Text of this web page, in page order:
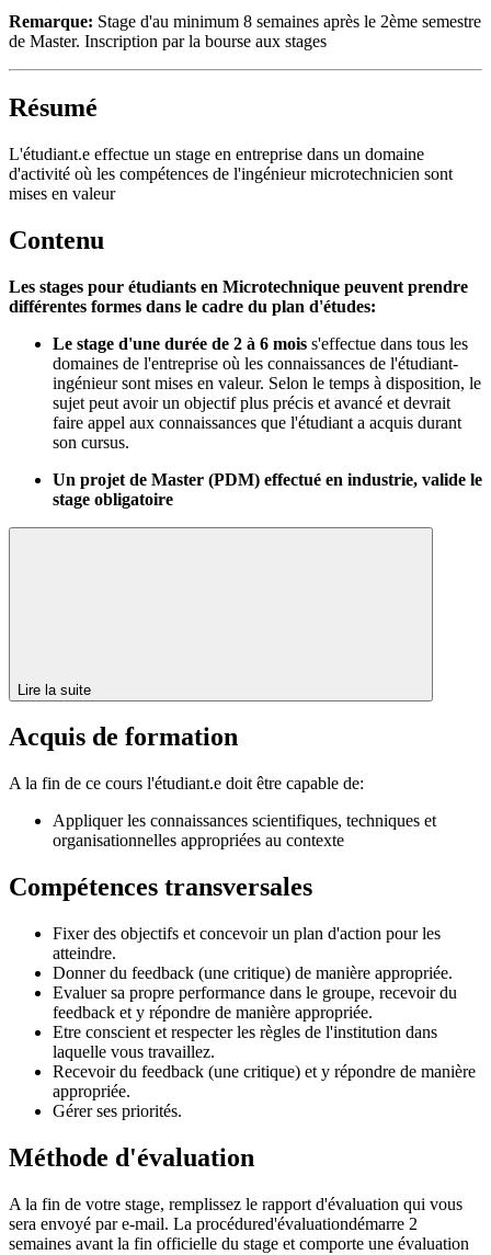
Remarque: Stage d'au minimum 8 semaines après le 2ème semestre
de Master. Inscription par la bourse aux stages
Résumé
L'étudiant.e effectue un stage en entreprise dans un domaine
d'activité où les compétences de l'ingénieur microtechnicien sont
mises en valeur
Contenu
Les stages pour étudiants en Microtechnique peuvent prendre
différentes formes dans le cadre du plan d'études:
Le stage d'une durée de 2 à 6 mois s'effectue dans tous les
domaines de l'entreprise où les connaissances de l'étudiant-
ingénieur sont mises en valeur. Selon le temps à disposition, le
sujet peut avoir un objectif plus précis et avancé et devrait
faire appel aux connaissances que l'étudiant a acquis durant
son cursus.
Un projet de Master (PDM) effectué en industrie, valide le
stage obligatoire
Lire la suite
Acquis de formation
A la fin de ce cours l'étudiant.e doit être capable de:
Appliquer les connaissances scientifiques, techniques et
organisationnelles appropriées au contexte
Compétences transversales
Fixer des objectifs et concevoir un plan d'action pour les
atteindre.
Donner du feedback (une critique) de manière appropriée.
Evaluer sa propre performance dans le groupe, recevoir du
feedback et y répondre de manière appropriée.
Etre conscient et respecter les règles de l'institution dans
laquelle vous travaillez.
Recevoir du feedback (une critique) et y répondre de manière
appropriée.
Gérer ses priorités.
Méthode d'évaluation
A la fin de votre stage, remplissez le rapport d'évaluation qui vous
sera envoyé par e-mail. La procédured'évaluationdémarre 2
semaines avant la fin officielle du stage et comporte une évaluation